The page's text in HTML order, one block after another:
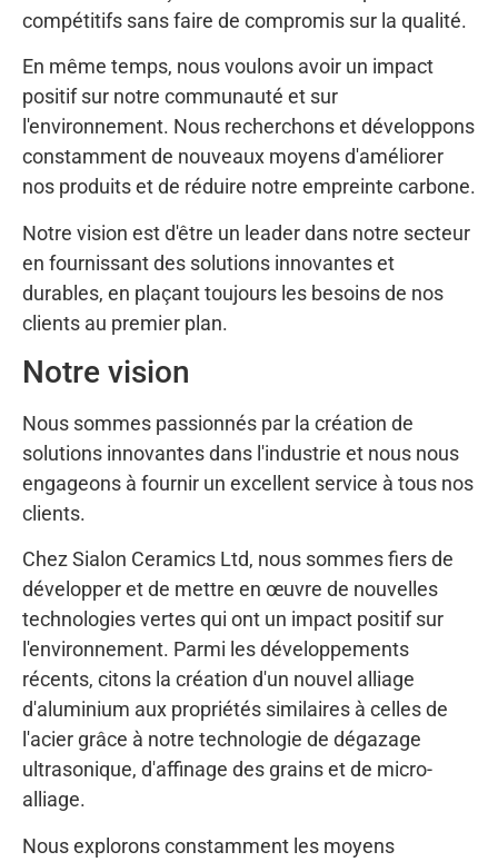
compétitifs sans faire de compromis sur la qualité.
En même temps, nous voulons avoir un impact
positif sur notre communauté et sur
l'environnement. Nous recherchons et développons
constamment de nouveaux moyens d'améliorer
nos produits et de réduire notre empreinte carbone.
Notre vision est d'être un leader dans notre secteur
en fournissant des solutions innovantes et
durables, en plaçant toujours les besoins de nos
clients au premier plan.
Notre vision
Nous sommes passionnés par la création de
solutions innovantes dans l'industrie et nous nous
engageons à fournir un excellent service à tous nos
clients.
Chez Sialon Ceramics Ltd, nous sommes fiers de
développer et de mettre en œuvre de nouvelles
technologies vertes qui ont un impact positif sur
l'environnement. Parmi les développements
récents, citons la création d'un nouvel alliage
d'aluminium aux propriétés similaires à celles de
l'acier grâce à notre technologie de dégazage
ultrasonique, d'affinage des grains et de micro-
alliage.
Nous explorons constamment les moyens